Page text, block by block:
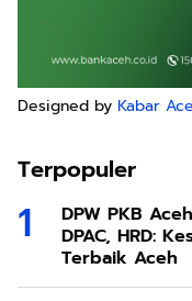
Designed by Kabar
Terpopuler
DPW PKB
DPAC, HRD:
Terbaik Aceh